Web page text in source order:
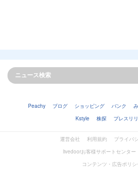
Peachy ブログ ショッピング バンク
Kstyle
株探 プレスリ
運営会社 利用規約
プライバ
livedoorお客様サポートセンター
コンテンツ・広告ポリシ